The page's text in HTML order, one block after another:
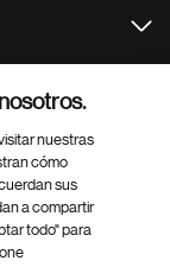
nuestras
cómo
sus
a compartir
todo" para